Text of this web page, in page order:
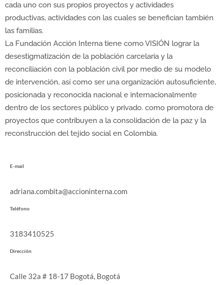
cada uno con sus propios proyectos y actividades
productivas, actividades con las cuales se benefician también
las familias.
La Fundación Acción Interna tiene como VISIÓN lograr la
desestigmatización de la población carcelaria y la
reconciliación con la población civil por medio de su modelo
de intervención, así como ser una organización autosuficiente,
posicionada y reconocida nacional e internacionalmente
dentro de los sectores público y privado. como promotora de
proyectos que contribuyen a la consolidación de la paz y la
reconstrucción del tejido social en Colombia.
E-mail
adriana.combita@accioninterna.com
Teléfono
3183410525
Dirección
Calle 32a # 18-17 Bogotá, Bogotá